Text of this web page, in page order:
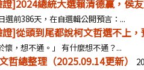
]2024總統大選賴清德贏，侯
選前386天，在自選輯公開預言：...
]從頭到尾都說柯文哲選不上，
懷，想不通。」 有什麼想不通？...
哲總整理（2025.09.14更新）